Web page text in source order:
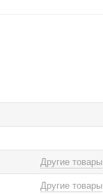
Другие товары
Другие товары